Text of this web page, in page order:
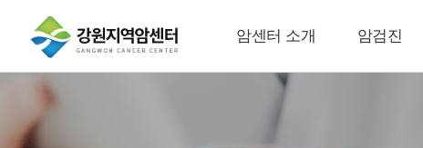
암센터 소개 암검진